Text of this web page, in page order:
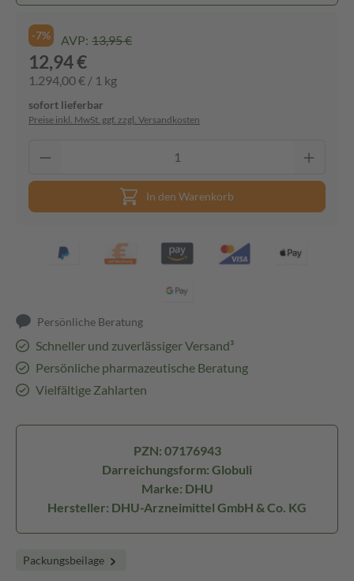
-7% AVP: 13,95 €
12,94 €
1.294,00 € / 1 kg
sofort lieferbar
Preise inkl. MwSt. ggf. zzgl. Versandkosten
In den Warenkorb
Persönliche Beratung
Schneller und zuverlässiger Versand³
Persönliche pharmazeutische Beratung
Vielfältige Zahlarten
PZN: 07176943
Darreichungsform: Globuli
Marke: DHU
Hersteller: DHU-Arzneimittel GmbH & Co. KG
Packungsbeilage